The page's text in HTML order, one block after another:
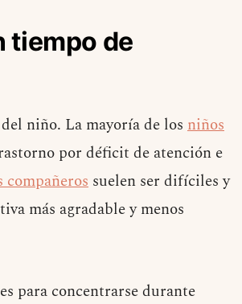
tiempo de
niño. La mayoría de los niños
por déficit de atención e
suelen ser difíciles y
más agradable y menos
para concentrarse durante